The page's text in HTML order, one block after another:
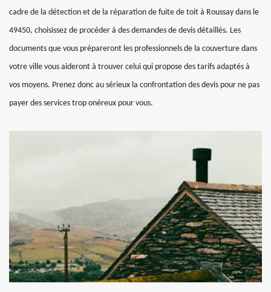
cadre de la détection et de la réparation de fuite de toit à Roussay dans le
49450, choisissez de procéder à des demandes de devis détaillés. Les
documents que vous prépareront les professionnels de la couverture dans
votre ville vous aideront à trouver celui qui propose des tarifs adaptés à
vos moyens. Prenez donc au sérieux la confrontation des devis pour ne pas
payer des services trop onéreux pour vous.